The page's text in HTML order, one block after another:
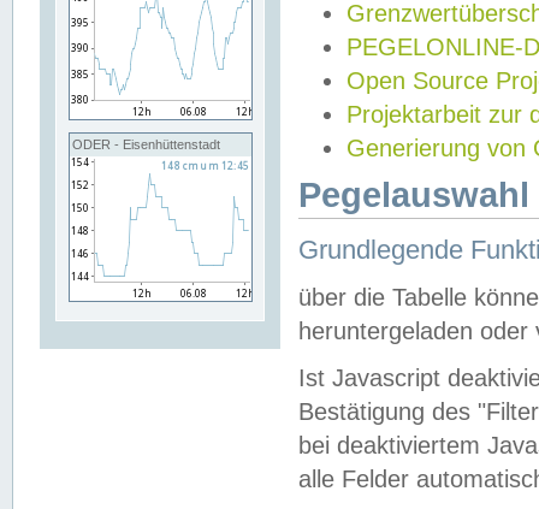
ODER - Eisenhüttenstadt
PEGELONLINE-
Open Source
Projektarbeit zur
Generierung von
Grundlegende
über die Tabelle
heruntergeladen oder
Ist Javascript
Bestätigung des
bei deaktiviertem
alle Felder